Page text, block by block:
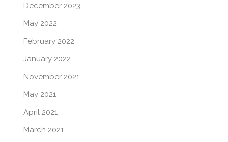
December 2023
May 2022
February 2022
January 2022
November 2021
May 2021
April 2021
March 2021